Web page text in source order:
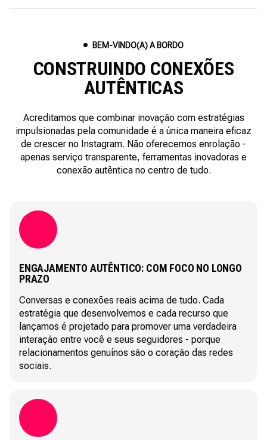
BEM-VINDO(A) A BORDO
CONSTRUINDO CONEXÕES
AUTÊNTICAS
Acreditamos que combinar inovação com estratégias
impulsionadas pela comunidade é a única maneira eficaz
de crescer no Instagram. Não oferecemos enrolação -
apenas serviço transparente, ferramentas inovadoras e
conexão autêntica no centro de tudo.
ENGAJAMENTO AUTÊNTICO: COM FOCO NO LONGO
PRAZO
Conversas e conexões reais acima de tudo. Cada
estratégia que desenvolvemos e cada recurso que
lançamos é projetado para promover uma verdadeira
interação entre você e seus seguidores - porque
relacionamentos genuínos são o coração das redes
sociais.